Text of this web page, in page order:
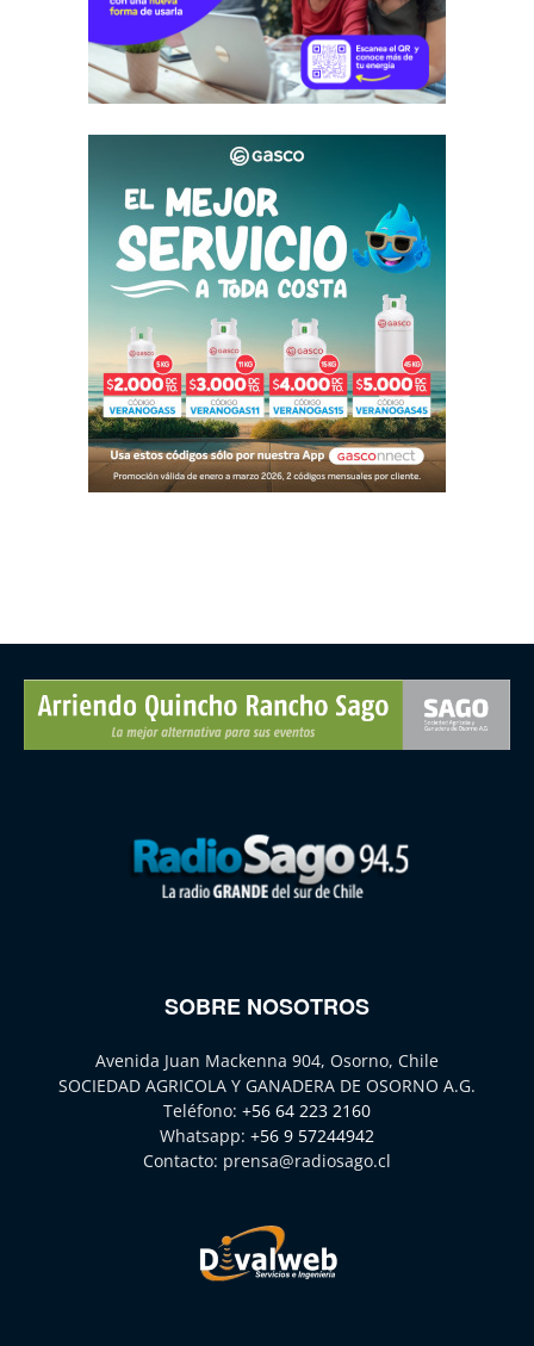
SOBRE NOSOTROS
Avenida Juan Mackenna 904, Osorno, Chile
SOCIEDAD AGRICOLA Y GANADERA DE OSORNO A.G.
Teléfono: +56 64 223 2160
Whatsapp: +56 9 57244942
Contacto: prensa@radiosago.cl